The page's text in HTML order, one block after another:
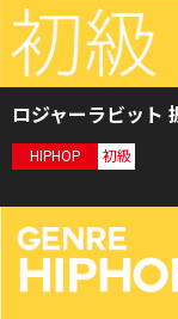
ロジャーラビット
HIPHOP 初級